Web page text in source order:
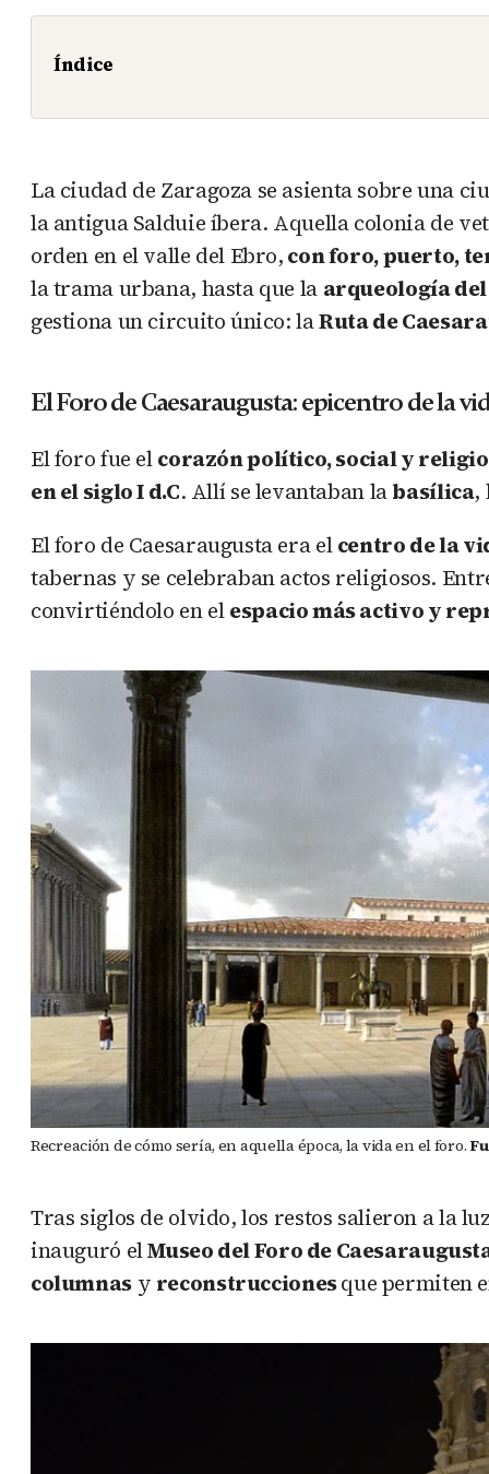
Índice
La ciudad de Zaragoza se asienta sobre una
la antigua Salduie íbera. Aquella colonia de
orden en el valle del Ebro,con foro, puerto,
la trama urbana, hasta que la arqueología
gestiona un circuito único: laRuta de
El Foro de Caesaraugusta: epicentro de la
El foro fue elcorazón político, social y
en el siglo I d.C. Allí se levantaban labasílica,
El foro de Caesaraugusta era elcentro de la
tabernas y se celebraban actos religiosos.
convirtiéndolo en elespacio más activo y
Recreación de cómo sería, en aquella época, la vida en el foro.
Tras siglos de olvido, los restos salieron a la
inauguró elMuseo del Foro de
columnasy reconstruccionesque permiten